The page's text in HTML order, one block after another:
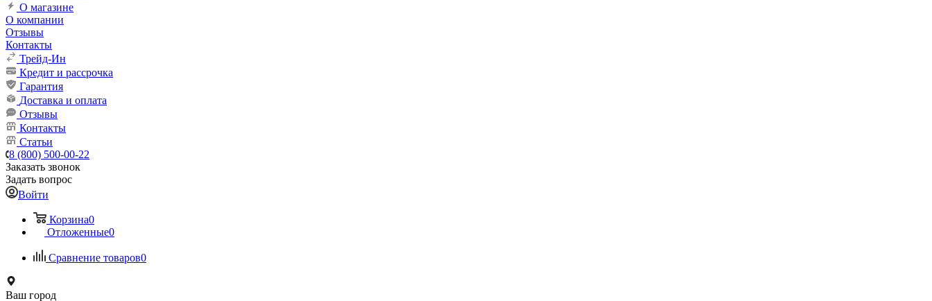
О магазине
О компании
Отзывы
Контакты
Трейд-Ин
Кредит и рассрочка
Гарантия
Доставка и оплата
Отзывы
Контакты
Статьи
8 (800) 500-00-22
Заказать звонок
Задать вопрос
Войти
Корзина0
Отложенные0
Сравнение товаров0
Ваш город